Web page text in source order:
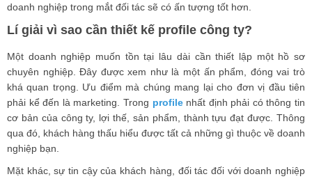
doanh nghiệp trong mắt đối tác sẽ có ấn tượng tốt hơn.
Lí giải vì sao cần thiết kế profile công ty?
Một doanh nghiệp muốn tồn tại lâu dài cần thiết lập một hồ sơ
chuyên nghiệp. Đây được xem như là một ấn phẩm, đóng vai trò
khá quan trọng. Ưu điểm mà chúng mang lại cho đơn vị đầu tiên
phải kể đến là marketing. Trong profilenhất định phải có thông tin
cơ bản của công ty, lợi thế, sản phẩm, thành tựu đạt được. Thông
qua đó, khách hàng thấu hiểu được tất cả những gì thuộc về doanh
nghiệp bạn.
Mặt khác, sự tin cậy của khách hàng, đối tác đối với doanh nghiệp